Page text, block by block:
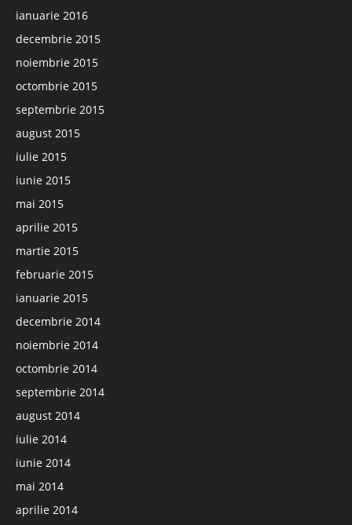
ianuarie 2016
decembrie 2015
noiembrie 2015
octombrie 2015
septembrie 2015
august 2015
iulie 2015
iunie 2015
mai 2015
aprilie 2015
martie 2015
februarie 2015
ianuarie 2015
decembrie 2014
noiembrie 2014
octombrie 2014
septembrie 2014
august 2014
iulie 2014
iunie 2014
mai 2014
aprilie 2014